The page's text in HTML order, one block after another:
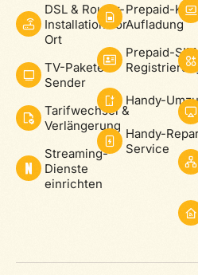
DSL & Router-
Installation vor
Ort
TV-Pakete &
Sender
Tarifwechsel &
Verlängerung
Streaming-
Dienste
einrichten
Prepaid-
Aufladung
Prepaid-
Handy-
Handy-
Service